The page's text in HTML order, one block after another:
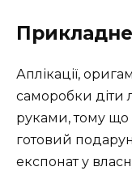
Аплікації,
саморобки діти
руками, тому що
готовий
експонат у